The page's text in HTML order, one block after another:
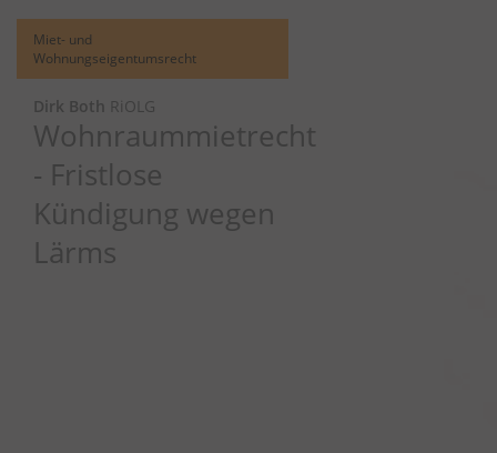
Miet- und
Wohnungseigentumsrecht
Dirk Both RiOLG
Wohnraummietrecht
- Fristlose
Kündigung wegen
Lärms